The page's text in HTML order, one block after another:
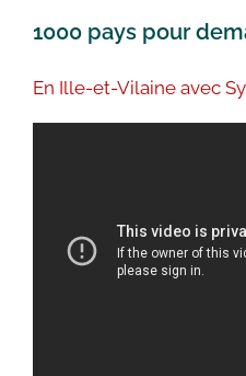
1000 pays pour
En Ille-et-Vilaine avec